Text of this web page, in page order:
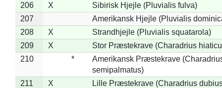
206
X
Sibirisk Hjejle (Pluvialis fulva)
207
Amerikansk Hjejle (Pluvialis
208
X
Strandhjejle (Pluvialis squatarola)
209
X
Stor Præstekrave (Charadrius
210
*
Amerikansk Præstekrave
semipalmatus)
211
X
Lille Præstekrave (Charadrius